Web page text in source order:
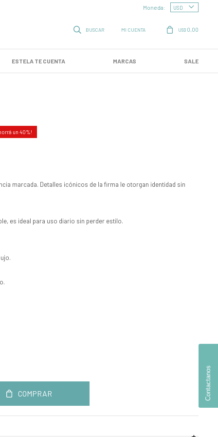
ESTELA TE CUENTA MARCAS SALE
USD 0,00
Moneda:
40
marcada. Detalles icónicos de la firma le otorgan identidad sin
es ideal para uso diario sin perder estilo.
COMPRAR Contactanos